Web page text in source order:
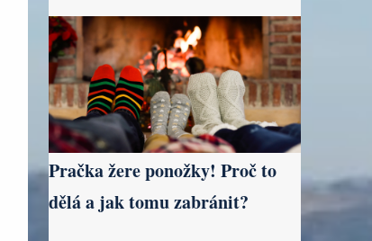
Pračka žere ponožky! Proč to
dělá a jak tomu zabránit?